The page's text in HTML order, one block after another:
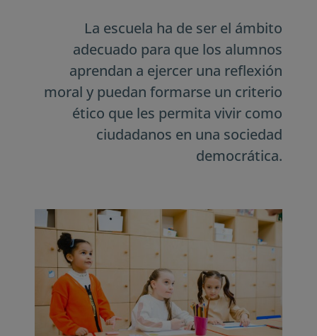
La escuela ha de ser el ámbito
adecuado para que los alumnos
aprendan a ejercer una reflexión
moral y puedan formarse un criterio
ético que les permita vivir como
ciudadanos en una sociedad
democrática.